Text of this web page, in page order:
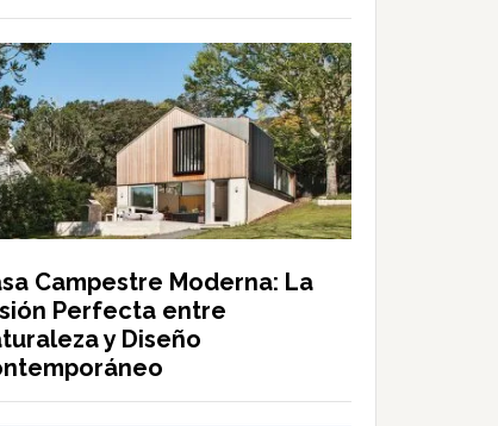
Campestre Moderna: La
Perfecta entre
y Diseño